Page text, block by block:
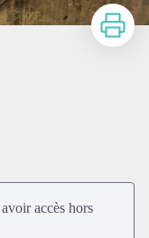
en plein écran
Imprimer
accès hors